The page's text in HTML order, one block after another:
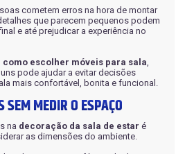
e Laterais
peloWhatsApp
cometem erros na hora de montar
que parecem pequenos podem
e até prejudicar a experiência no
como escolher móveis para sala
pode ajudar a evitar decisões
mais confortável, bonita e funcional.
SEM MEDIR O ESPAÇO
na decoração da sala de estar é
as dimensões do ambiente.